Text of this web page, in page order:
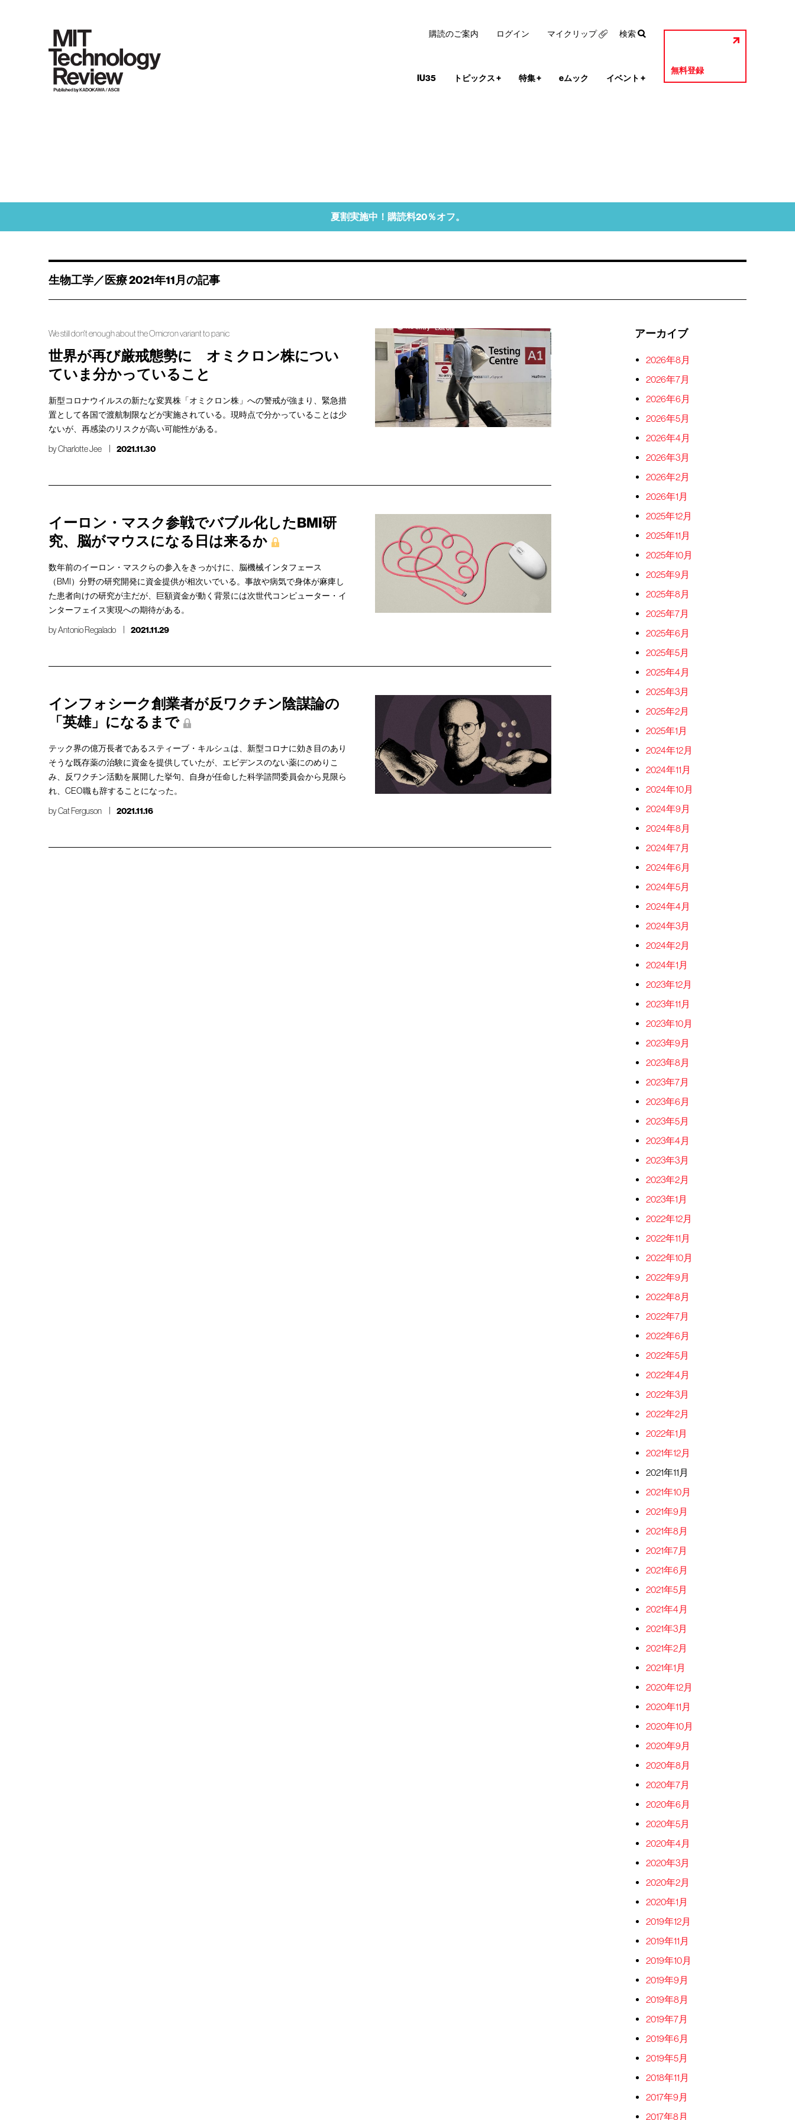
IU35 トピックス+ 特集+ eムック イベント +
無料登録
購読のご案内 ログイン マイクリップ 検索
夏割実施中！購読料20％オフ。
生物工学／医療 2021年11月の記事
We still don't enough about the Omicron variant to panic
世界が再び厳戒態勢に オミクロン株につい
ていま分かっていること
新型コロナウイルスの新たな変異株「オミクロン株」への警戒が強まり、緊急措
置として各国で渡航制限などが実施されている。現時点で分かっていることは少
ないが、再感染のリスクが高い可能性がある。
byCharlotte Jee 2021.11.30
イーロン・マスク参戦でバブル化したBMI研
究、脳がマウスになる日は来るか
数年前のイーロン・マスクらの参入をきっかけに、脳機械インタフェース
（BMI）分野の研究開発に資金提供が相次いでいる。事故や病気で身体が麻痺し
た患者向けの研究が主だが、巨額資金が動く背景には次世代コンピューター・イ
ンターフェイス実現への期待がある。
byAntonio Regalado 2021.11.29
インフォシーク創業者が反ワクチン陰謀論の
「英雄」になるまで
テック界の億万長者であるスティーブ・キルシュは、新型コロナに効き目のあり
そうな既存薬の治験に資金を提供していたが、エビデンスのない薬にのめりこ
み、反ワクチン活動を展開した挙句、自身が任命した科学諮問委員会から見限ら
れ、CEO職も辞することになった。
byCat Ferguson 2021.11.16
アーカイブ
2026年8月
2026年7月
2026年6月
2026年5月
2026年4月
2026年3月
2026年2月
2026年1月
2025年12月
2025年11月
2025年10月
2025年9月
2025年8月
2025年7月
2025年6月
2025年5月
2025年4月
2025年3月
2025年2月
2025年1月
2024年12月
2024年11月
2024年10月
2024年9月
2024年8月
2024年7月
2024年6月
2024年5月
2024年4月
2024年3月
2024年2月
2024年1月
2023年12月
2023年11月
2023年10月
2023年9月
2023年8月
2023年7月
2023年6月
2023年5月
2023年4月
2023年3月
2023年2月
2023年1月
2022年12月
2022年11月
2022年10月
2022年9月
2022年8月
2022年7月
2022年6月
2022年5月
2022年4月
2022年3月
2022年2月
2022年1月
2021年12月
2021年11月
2021年10月
2021年9月
2021年8月
2021年7月
2021年6月
2021年5月
2021年4月
2021年3月
2021年2月
2021年1月
2020年12月
2020年11月
2020年10月
2020年9月
2020年8月
2020年7月
2020年6月
2020年5月
2020年4月
2020年3月
2020年2月
2020年1月
2019年12月
2019年11月
2019年10月
2019年9月
2019年8月
2019年7月
2019年6月
2019年5月
2018年11月
2017年9月
2017年8月